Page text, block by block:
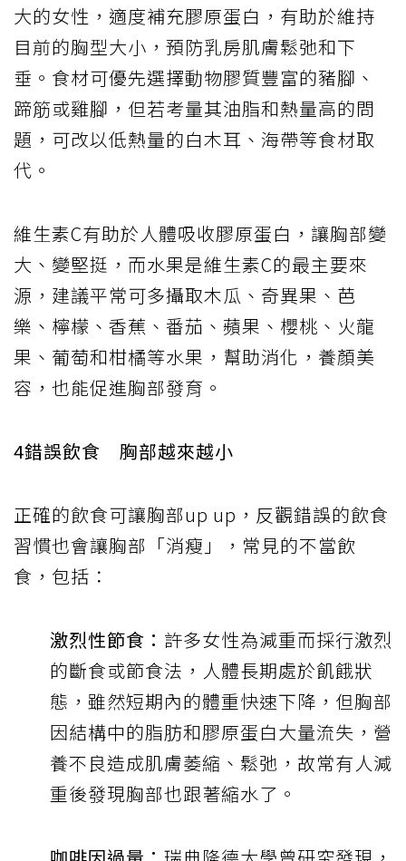
大的女性，適度補充膠原蛋白，有助於維持
目前的胸型大小，預防乳房肌膚鬆弛和下
垂。食材可優先選擇動物膠質豐富的豬腳、
蹄筋或雞腳，但若考量其油脂和熱量高的問
題，可改以低熱量的白木耳、海帶等食材取
代。
維生素C有助於人體吸收膠原蛋白，讓胸部變
大、變堅挺，而水果是維生素C的最主要來
源，建議平常可多攝取木瓜、奇異果、芭
樂、檸檬、香蕉、番茄、蘋果、櫻桃、火龍
果、葡萄和柑橘等水果，幫助消化，養顏美
容，也能促進胸部發育。
4錯誤飲食 胸部越來越小
正確的飲食可讓胸部up up，反觀錯誤的飲食
習慣也會讓胸部「消瘦」，常見的不當飲
食，包括：
激烈性節食： 許多女性為減重而採行激烈
的斷食或節食法，人體長期處於飢餓狀
態，雖然短期內的體重快速下降，但胸部
因結構中的脂肪和膠原蛋白大量流失，營
養不良造成肌膚萎縮、鬆弛，故常有人減
重後發現胸部也跟著縮水了。